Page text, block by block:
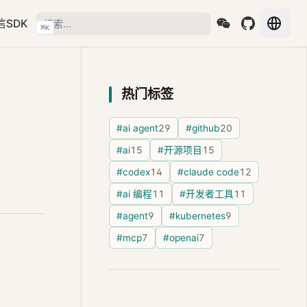
SDK ⌘K
热门标签
#ai agent29 #github20
#ai15 #开源项目 15
#codex14 #claude code12
#ai 编程11 #开发者工具11
#agent9 #kubernetes9
#mcp7 #openai7